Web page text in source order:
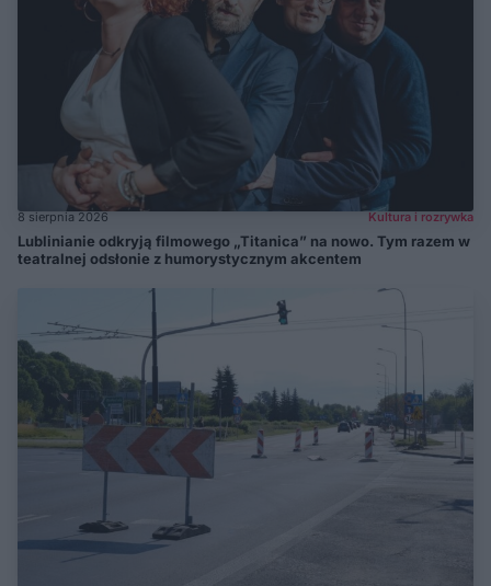
8 sierpnia 2026 Kultura i rozrywka
Lublinianie odkryją filmowego „Titanica” na nowo. Tym razem w
teatralnej odsłonie z humorystycznym akcentem